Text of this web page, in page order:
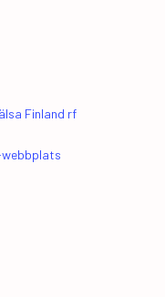
Finland rf